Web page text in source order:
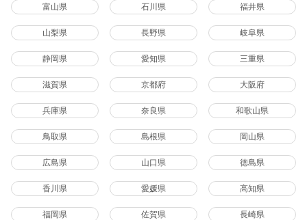
富山県 石川県 福井県
山梨県 長野県 岐阜県
静岡県 愛知県 三重県
滋賀県 京都府 大阪府
兵庫県 奈良県 和歌山県
鳥取県 島根県 岡山県
広島県 山口県 徳島県
香川県 愛媛県 高知県
福岡県 佐賀県 長崎県